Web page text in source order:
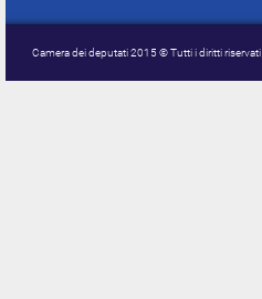
Camera dei deputati 2015 © Tutti i diritti riservati